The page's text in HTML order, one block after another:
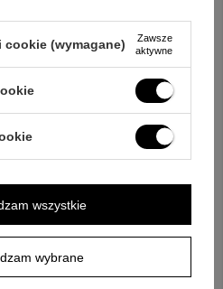
Odpowiedź:
ze srebrnym łańcuszkiem.
pasuje ten model?
prezentowa?Odpowiedź:
z różową kokardką i
ze wstążką.
(wymagane)
Zawsze
aktywne
wybrane
wszystkie